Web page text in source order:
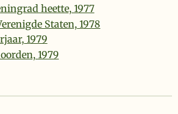
heette, 1977
Staten, 1978
1979
1979